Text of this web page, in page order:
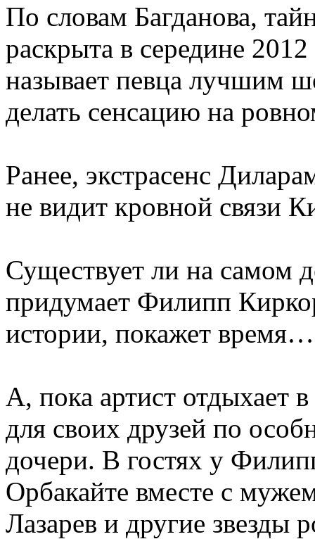
По словам Багданова,
раскрыта в середине
называет певца лучшим
делать сенсацию на
Ранее, экстрасенс
не видит кровной связи
Существует ли на самом
придумает Филипп
истории, покажет время…
А, пока артист отдыхает
для своих друзей по
дочери. В гостях у
Орбакайте вместе с
Лазарев и другие звезды